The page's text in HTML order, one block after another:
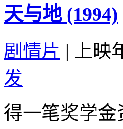
天与地 (1994)
剧情片 | 上映
发
得一笔奖学